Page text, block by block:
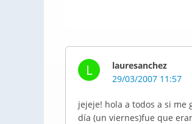
L
lauresanchez
29/03/2007 11:57
jejeje! hola a todos a si
día (un viernes)fue que